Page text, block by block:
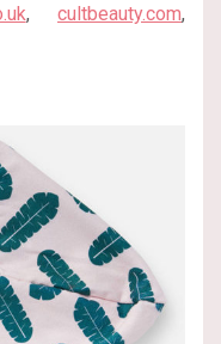
,cultbeauty.com,